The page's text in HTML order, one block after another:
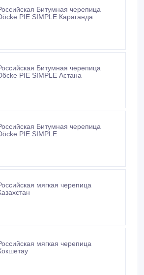
Битумная черепица
PIE SIMPLE Караганда
Битумная черепица
PIE SIMPLE Астана
Битумная черепица
PIE SIMPLE
мягкая черепица
мягкая черепица